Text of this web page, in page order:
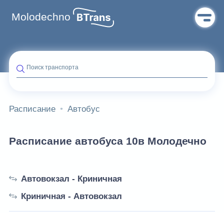
Molodechno
Поиск транспорта
Расписание Автобус
Расписание автобуса 10в Молодечно
Автовокзал - Криничная
Криничная - Автовокзал